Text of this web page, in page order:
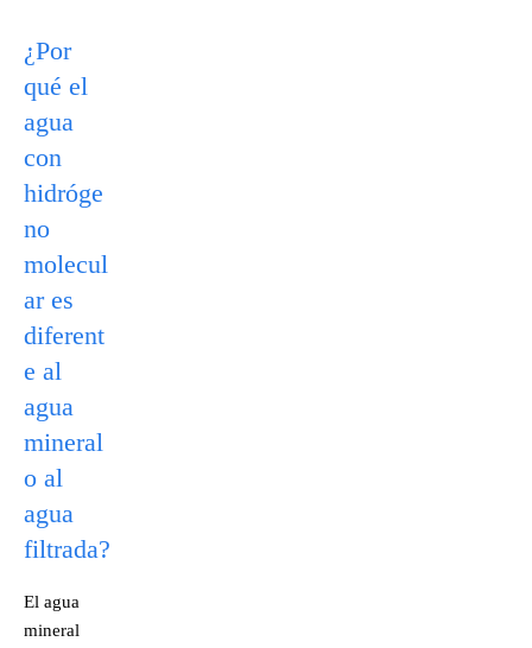
¿Por
qué el
agua
con
hidróge
no
molecul
ar es
diferent
e al
agua
mineral
o al
agua
filtrada?
El agua
mineral